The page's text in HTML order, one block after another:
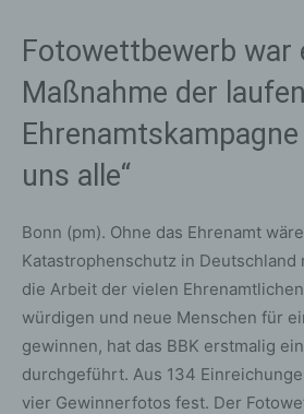
Fotowettbewerb war
Maßnahme der
uns alle“
Bonn (pm). Ohne das Ehrenamt
Katastrophenschutz in Deutschland
die Arbeit der vielen
würdigen und neue Menschen für
gewinnen, hat das BBK erstmalig
durchgeführt. Aus 134
vier Gewinnerfotos fest. Der